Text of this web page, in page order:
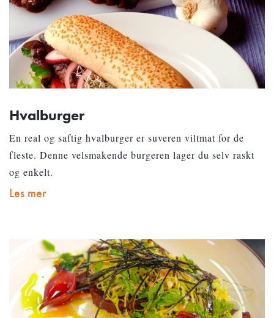
Hvalburger
En real og saftig hvalburger er suveren viltmat for de
fleste. Denne velsmakende burgeren lager du selv raskt
og enkelt.
Les mer